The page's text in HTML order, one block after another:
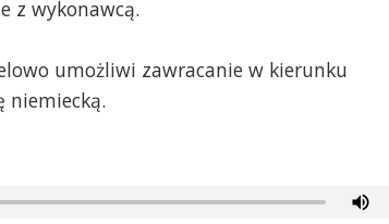
z wykonawcą.
umożliwi zawracanie w kierunku
niemiecką.